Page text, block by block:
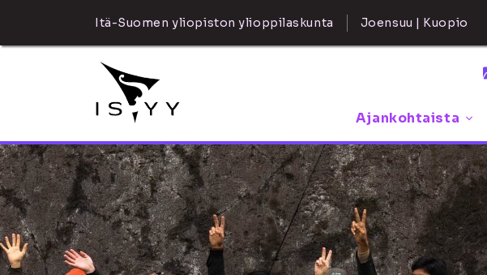
Itä-Suomen yliopiston ylioppilaskunta Joensuu | Kuopio
Ajankohtaista